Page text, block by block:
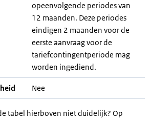
opeenvolgende periodes van
12 maanden. Deze periodes
eindigen 2 maanden voor de
eerste aanvraag voor de
tariefcontingentperiode mag
worden ingediend.
Nee
tabel hierboven niet duidelijk? Op